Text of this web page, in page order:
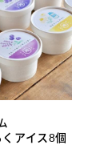
アイス8個